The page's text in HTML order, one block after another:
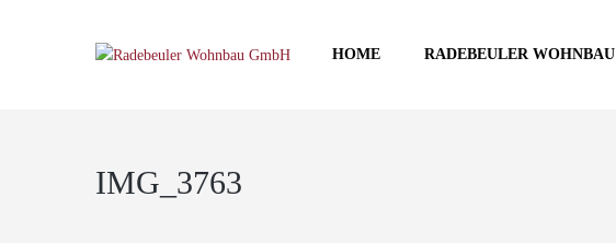
HOME RADEBEULER WOHNBAU
IMG_3763